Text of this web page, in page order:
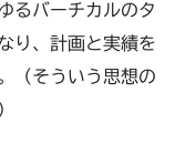
るバーチカルのタ
り、計画と実績を
（そういう思想の